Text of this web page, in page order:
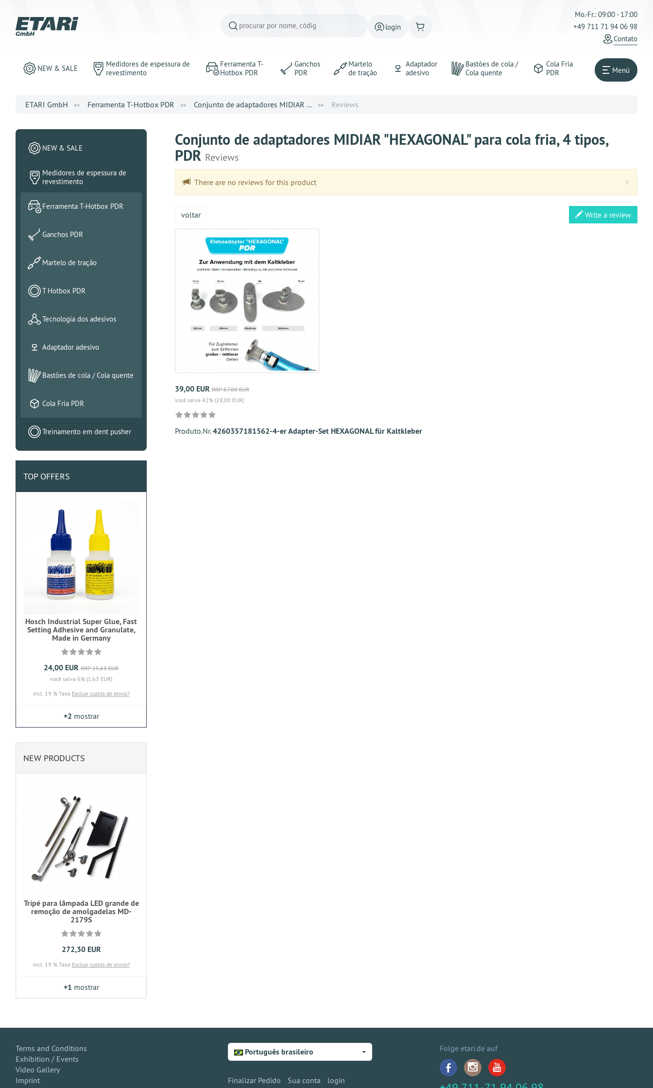
login
Mo.-Fr.: 09:00 - 17:00
+49 711 71 94 06 98
Contato
NEW & SALE
Medidores de espessura de
revestimento
Ferramenta T-
Hotbox PDR
Ganchos
PDR
Martelo
de tração
Adaptador
adesivo
Bastões de cola /
Cola quente
Cola Fria
PDR
Menú
ETARI GmbH Ferramenta T-Hotbox PDR Conjunto de adaptadores MIDIAR ... Reviews
Conjunto de adaptadores MIDIAR "HEXAGONAL" para cola fria, 4 tipos,
PDR Reviews
×
There are no reviews for this product
voltar
39,00 EUR RRP 67,00 EUR
você salva 42% (28,00 EUR)
Produto.Nr.4260357181562-4-er Adapter-Set HEXAGONAL für Kaltkleber
Write a review
NEW & SALE
Medidores de espessura de
revestimento
Ferramenta T-Hotbox PDR
Ganchos PDR
Martelo de tração
T Hotbox PDR
Tecnologia dos adesivos
Adaptador adesivo
Bastões de cola / Cola quente
Cola Fria PDR
Treinamento em dent pusher
TOP OFFERS
Hosch Industrial Super Glue, Fast
Setting Adhesive and Granulate,
Made in Germany
24,00 EUR RRP 25,63 EUR
você salva 6% (1,63 EUR)
incl. 19 % Taxa Excluir custos de envio?
+2 mostrar
NEW PRODUCTS
Tripé para lâmpada LED grande de
remoção de amolgadelas MD-
2179S
272,30 EUR
incl. 19 % Taxa Excluir custos de envio?
+1 mostrar
Terms and Conditions
Exhibition / Events
Video Gallery
Imprint
Português brasileiro
Finalizar Pedido Sua conta login
Folge etari.de auf